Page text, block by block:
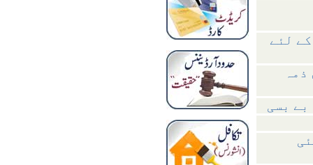
لئے
بے بسی